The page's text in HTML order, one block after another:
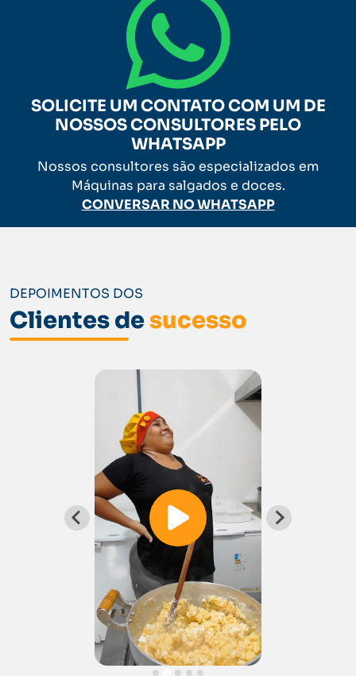
SOLICITE UM CONTATO COM UM DE
NOSSOS CONSULTORES PELO
WHATSAPP
Nossos consultores são especializados em
Máquinas para salgados e doces.
CONVERSAR NO WHATSAPP
DEPOIMENTOS DOS
Clientes desucesso